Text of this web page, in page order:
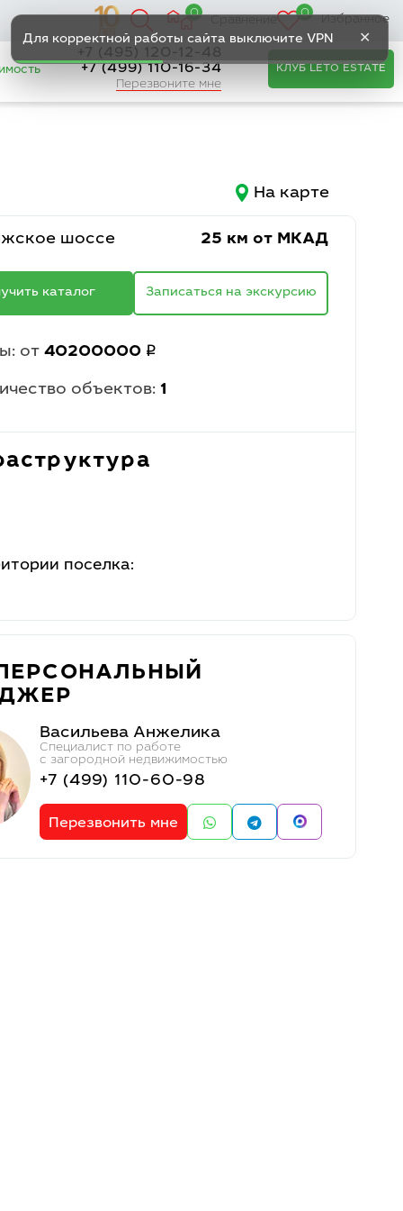
Для корректной работы сайта выключите VPN ✕
0 0 Избранное
+7 (495) 120-12-48
+7 (499) 110-16-34
Перезвоните мне
КЛУБ LETO ESTATE
На карте
шоссе 25 км от МКАД
каталог Записаться на экскурсию
от 40200000 q
объектов: 1
поселка:
Васильева Анжелика
Специалист по работе
с загородной недвижимостью
+7 (499) 110-60-98
Перезвонить мне